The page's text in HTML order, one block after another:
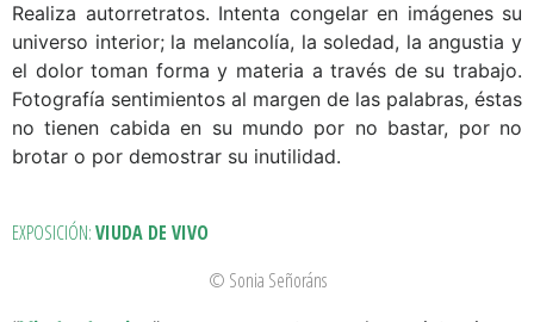
Realiza autorretratos. Intenta congelar en imágenes su
universo interior; la melancolía, la soledad, la angustia y
el dolor toman forma y materia a través de su trabajo.
Fotografía sentimientos al margen de las palabras, éstas
no tienen cabida en su mundo por no bastar, por no
brotar o por demostrar su inutilidad.
EXPOSICIÓN:VIUDA DE VIVO
© Sonia Señoráns